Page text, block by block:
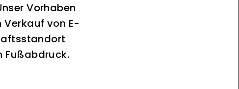
Vorhaben
von E-
Fußabdruck.